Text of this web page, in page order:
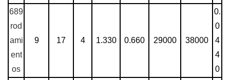
689
rod
ami
ent
os
9 17 4 1.330 0.660 29000 38000
0.
0
4
4
0